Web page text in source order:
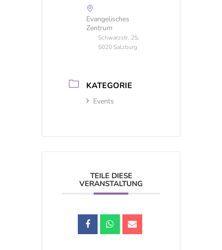
Evangelisches
Zentrum
Schwarzstr. 25,
5020 Salzburg
KATEGORIE
Events
TEILE DIESE
VERANSTALTUNG